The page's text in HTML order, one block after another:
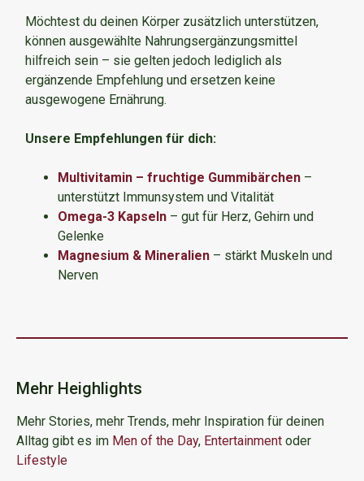
Möchtest du deinen Körper zusätzlich unterstützen,
können ausgewählte Nahrungsergänzungsmittel
hilfreich sein – sie gelten jedoch lediglich als
ergänzende Empfehlung und ersetzen keine
ausgewogene Ernährung.
Unsere Empfehlungen für dich:
Multivitamin – fruchtige Gummibärchen–
unterstützt Immunsystem und Vitalität
Omega-3 Kapseln– gut für Herz, Gehirn und
Gelenke
Magnesium & Mineralien– stärkt Muskeln und
Nerven
Mehr Heighlights
Mehr Stories, mehr Trends, mehr Inspiration für deinen
Alltag gibt es im Men of the Day, Entertainment oder
Lifestyle